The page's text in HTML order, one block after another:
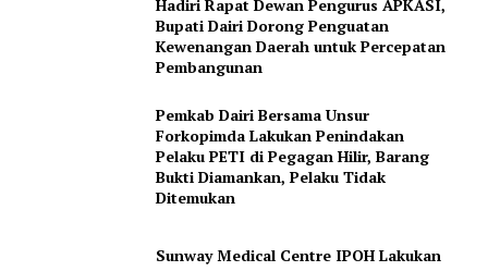
Hadiri Rapat Dewan Pengurus APKASI,
Bupati Dairi Dorong Penguatan
Kewenangan Daerah untuk Percepatan
Pembangunan
Pemkab Dairi Bersama Unsur
Forkopimda Lakukan Penindakan
Pelaku PETI di Pegagan Hilir, Barang
Bukti Diamankan, Pelaku Tidak
Ditemukan
Sunway Medical Centre IPOH Lakukan